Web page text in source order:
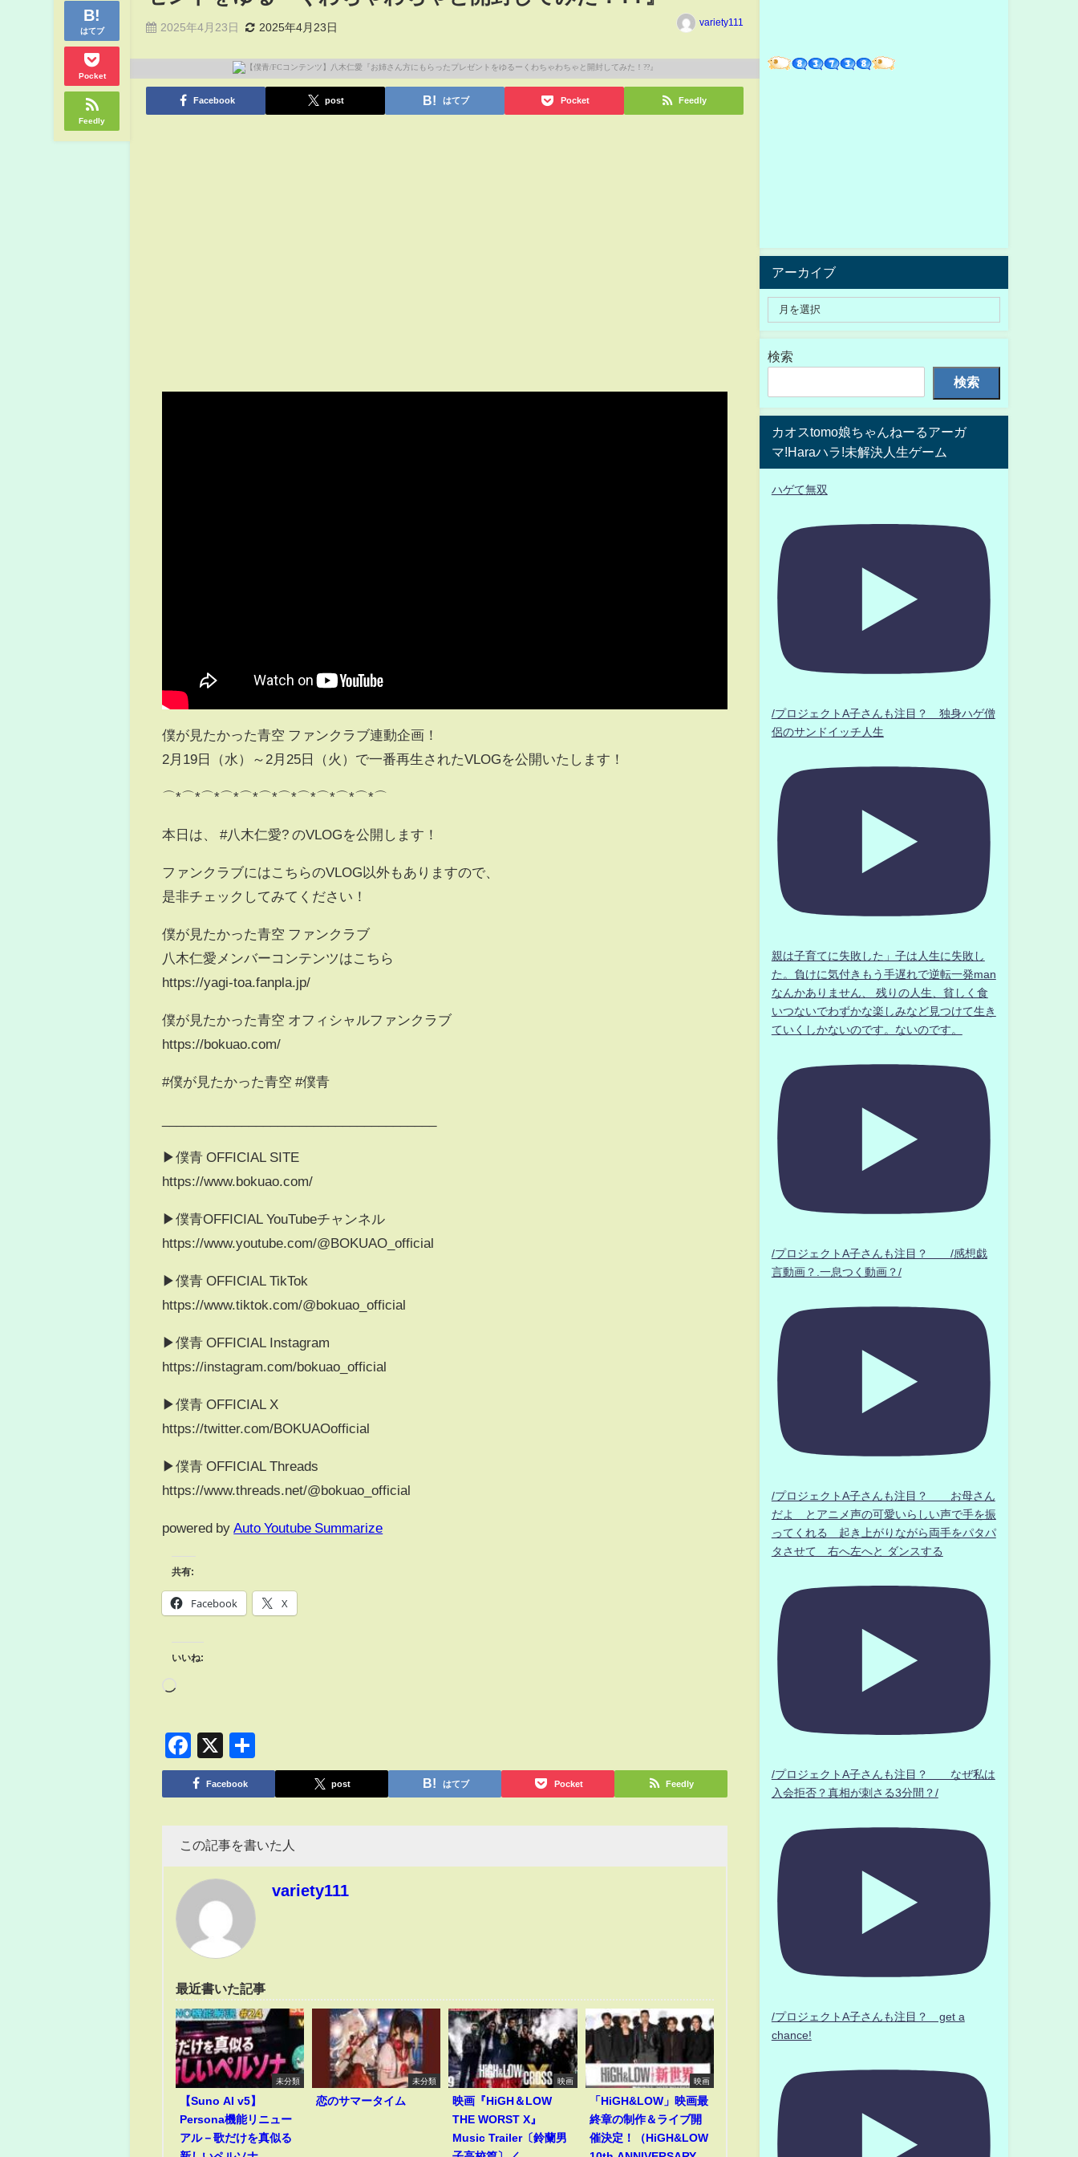
はてブ
Pocket
Feedly
2025年4月23日 2025年4月23日 variety111
Facebook post はてブ Pocket Feedly
僕が見たかった青空 ファンクラブ連動企画！
2月19日（水）～2月25日（火）で一番再生されたVLOGを公開いたします！
⌒*⌒*⌒*⌒*⌒*⌒*⌒*⌒*⌒*⌒*⌒*⌒
本日は、 #八木仁愛? のVLOGを公開します！
ファンクラブにはこちらのVLOG以外もありますので、
是非チェックしてみてください！
僕が見たかった青空 ファンクラブ
八木仁愛メンバーコンテンツはこちら
https://yagi-toa.fanpla.jp/
僕が見たかった青空 オフィシャルファンクラブ
https://bokuao.com/
#僕が見たかった青空 #僕青
▶僕青 OFFICIAL SITE
https://www.bokuao.com/
▶僕青OFFICIAL YouTubeチャンネル
https://www.youtube.com/@BOKUAO_official
▶僕青 OFFICIAL TikTok
https://www.tiktok.com/@bokuao_official
▶僕青 OFFICIAL Instagram
https://instagram.com/bokuao_official
▶僕青 OFFICIAL X
https://twitter.com/BOKUAOofficial
▶僕青 OFFICIAL Threads
https://www.threads.net/@bokuao_official
powered by Auto Youtube Summarize
共有:
Facebook X
いいね:
Facebook
X
有
Facebook post はてブ Pocket Feedly
この記事を書いた人
variety111
最近書いた記事
未分類
【Suno AI v5】
Persona機能リニュー
アル－歌だけを真似る
未分類
恋のサマータイム
映画
映画『HiGH＆LOW
THE WORST X』
Music Trailer〔鈴蘭男
映画
「HiGH&LOW」映画最
終章の制作＆ライブ開
催決定！（HiGH&LOW
アーカイブ
検索
検索
カオスtomo娘ちゃんねーるアーガ
マ!Haraハラ!未解決人生ゲーム
ハゲて無双
/プロジェクトA子さんも注目？ 独身ハゲ僧
侶のサンドイッチ人生
親は子育てに失敗した」子は人生に失敗し
た。負けに気付きもう手遅れで逆転一発man
なんかありません、 残りの人生、貧しく食
いつないでわずかな楽しみなど見つけて生き
ていくしかないのです。ないのです。
/プロジェクトA子さんも注目？ /感想戯
言動画？.一息つく動画？/
/プロジェクトA子さんも注目？ お母さん
だよ とアニメ声の可愛いらしい声で手を振
ってくれる 起き上がりながら両手をパタパ
タさせて 右へ左へと ダンスする
/プロジェクトA子さんも注目？ なぜ私は
入会拒否？真相が刺さる3分間？/
/プロジェクトA子さんも注目？ get a
chance!